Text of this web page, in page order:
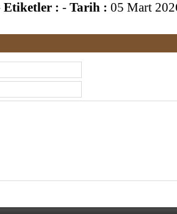
Etiketler : - Tarih : 05 Mart